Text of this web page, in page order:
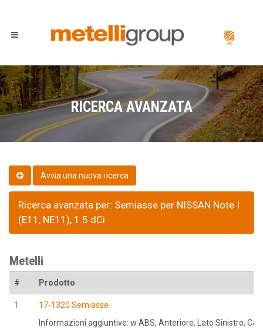
RICERCA AVANZATA
Ricerca avanzata per: Semiasse per NISSAN Note I
(E11, NE11), 1.5 dCi
Metelli
# Prodotto
1
17-1320 Semiasse
Informazioni aggiuntive: w ABS, Anteriore, Lato Sinistro,